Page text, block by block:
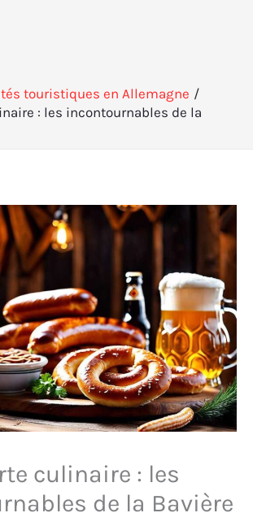
touristiques en Allemagne
: les incontournables de la
culinaire : les
de la Bavière